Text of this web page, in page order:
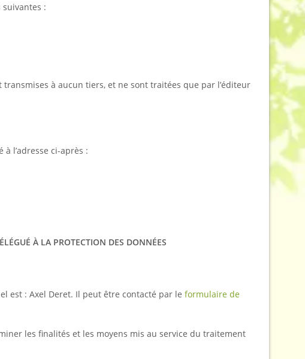
:
à aucun tiers, et ne sont traitées que par l’éditeur
l’adresse ci-après :
À LA PROTECTION DES DONNÉES
est : Axel Deret. Il peut être contacté par le formulaire de
les finalités et les moyens mis au service du traitement